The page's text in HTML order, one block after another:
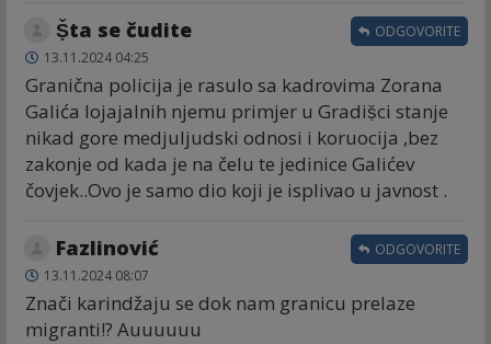
Ṣ̌ta se čudite
13.11.2024 04:25
Granična policija je rasulo sa kadrovima Zorana
Galića lojajalnih njemu primjer u Gradiṣ̌ci stanje
nikad gore medjuljudski odnosi i koruocija ,bez
zakonje od kada je na čelu te jedinice Galićev
čovjek..Ovo je samo dio koji je isplivao u javnost .
ODGOVORITE
Fazlinović
13.11.2024 08:07
Znači karindžaju se dok nam granicu prelaze
migranti!? Auuuuuu
ODGOVORITE